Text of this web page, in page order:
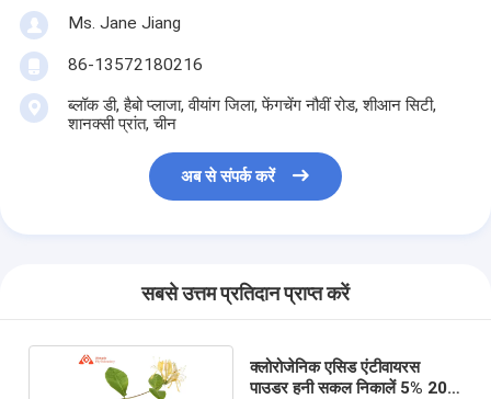
Ms. Jane Jiang
86-13572180216
ब्लॉक डी, हैबो प्लाजा, वीयांग जिला, फेंगचेंग नौवीं रोड, शीआन सिटी,
शानक्सी प्रांत, चीन
अब से संपर्क करें
सबसे उत्तम प्रतिदान प्राप्त करें
क्लोरोजेनिक एसिड एंटीवायरस
पाउडर हनी सकल निकालें 5% 20%